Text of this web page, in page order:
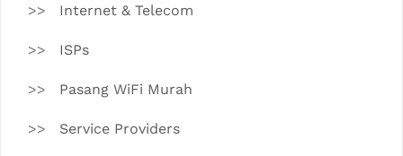
Internet & Telecom
ISPs
Pasang WiFi Murah
Service Providers